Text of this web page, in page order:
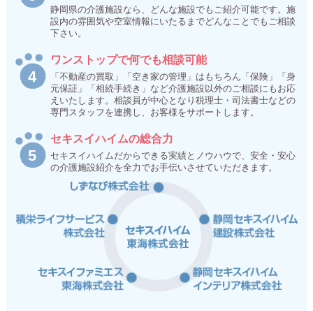
静岡県の介護施設なら、どんな施設でもご紹介可能です。施
設内の雰囲気や空室情報にいたるまでどんなことでもご相談
下さい。
ワンストップで何でも相談可能
「不動産の買取」「空き家の管理」はもちろん「保険」「身
元保証」「相続手続き」など介護施設以外のご相談にもお応
えいたします。相談員が中心となり税理士・司法書士などの
専門スタッフを連携し、お客様をサポートします。
セキスイハイムの総合力
セキスイハイムだからできる実績とノウハウで、安全・安心
の介護施設紹介を全力でお手伝いさせていただきます。